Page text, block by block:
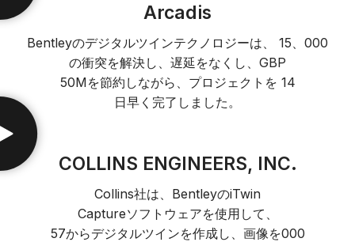
Arcadis
Bentleyのデジタルツインテクノロジーは、 15、000
の衝突を解決し、遅延をなくし、GBP
50Mを節約しながら、プロジェクトを 14
日早く完了しました。
COLLINS ENGINEERS, INC.
Collins社は、BentleyのiTwin
Captureソフトウェアを使用して、
57からデジタルツインを作成し、画像を000